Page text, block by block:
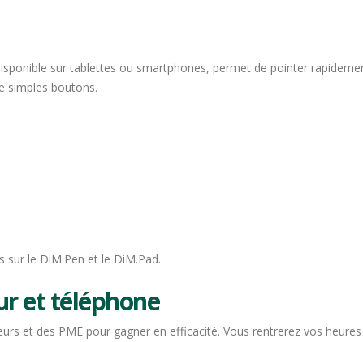
sur tablettes ou smartphones, permet de pointer
simples boutons.
sur le DiM.Pen et le DiM.Pad.
et téléphone
et des PME pour gagner en efficacité. Vous rentrerez vos